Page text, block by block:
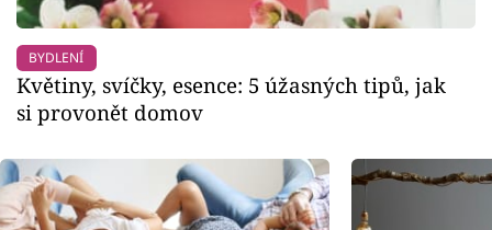
BYDLENÍ
Květiny, svíčky, esence: 5 úžasných tipů, jak
si provonět domov